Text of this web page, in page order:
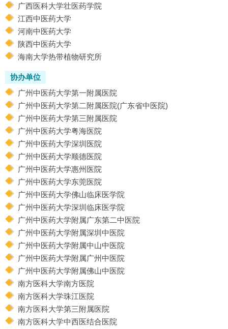
广西医科大学壮医药学院
江西中医药大学
河南中医药大学
陕西中医药大学
海南大学热带植物研究所
协办单位
广州中医药大学第一附属医院
广州中医药大学第二附属医院(广东省中医院)
广州中医药大学第三附属医院
广州中医药大学粤海医院
广州中医药大学深圳医院
广州中医药大学顺德医院
广州中医药大学惠州医院
广州中医药大学东莞医院
广州中医药大学佛山临床医学院
广州中医药大学深圳临床医学院
广州中医药大学附属广东第二中医院
广州中医药大学附属深圳中医院
广州中医药大学附属中山中医院
广州中医药大学附属广州中医院
广州中医药大学附属佛山中医院
南方医科大学南方医院
南方医科大学珠江医院
南方医科大学第三附属医院
南方医科大学中西医结合医院